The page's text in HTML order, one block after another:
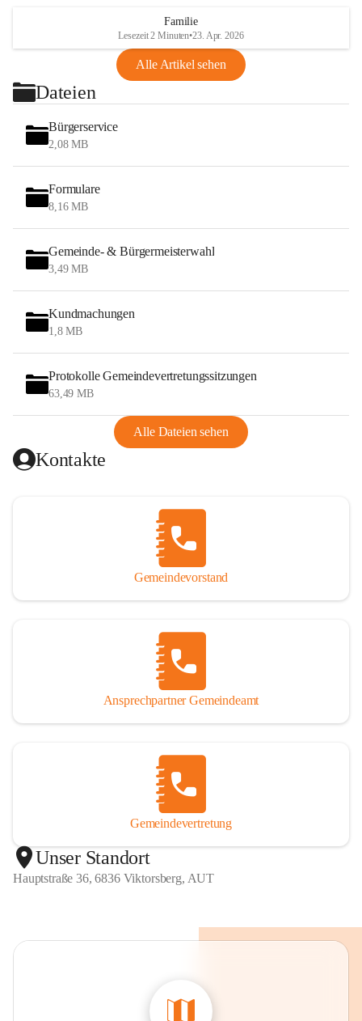
Familie
Lesezeit 2 Minuten•23. Apr. 2026
Alle Artikel sehen
Dateien
Bürgerservice
2,08 MB
Formulare
8,16 MB
Gemeinde- & Bürgermeisterwahl
3,49 MB
Kundmachungen
1,8 MB
Protokolle Gemeindevertretungssitzungen
63,49 MB
Alle Dateien sehen
Kontakte
Gemeindevorstand
Ansprechpartner Gemeindeamt
Gemeindevertretung
Unser Standort
Hauptstraße 36, 6836 Viktorsberg, AUT